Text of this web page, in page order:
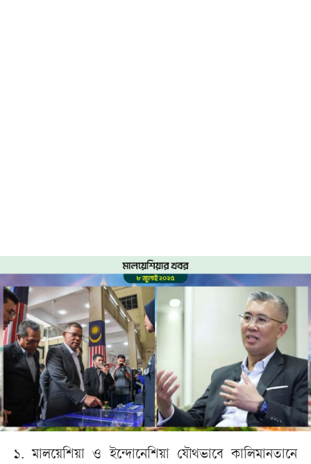
১. মালয়েশিয়া ও ইন্দোনেশিয়া যৌথভাবে কালিমানতানে